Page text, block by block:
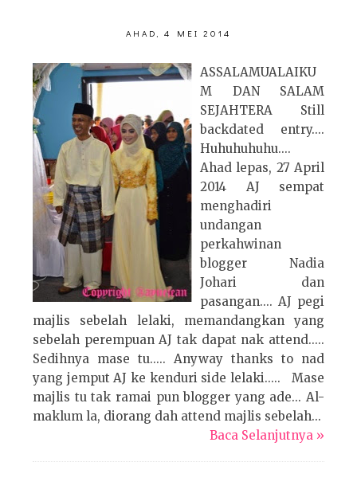
AHAD, 4 MEI 2014
ASSALAMUALAIKU
M DAN SALAM
SEJAHTERA Still
backdated entry....
Huhuhuhuhu....
Ahad lepas, 27 April
2014 AJ sempat
menghadiri
undangan
perkahwinan
blogger Nadia
Johari dan
pasangan.... AJ pegi
majlis sebelah lelaki, memandangkan yang
sebelah perempuan AJ tak dapat nak attend.....
Sedihnya mase tu..... Anyway thanks to nad
yang jemput AJ ke kenduri side lelaki..... Mase
majlis tu tak ramai pun blogger yang ade... Al-
maklum la, diorang dah attend majlis sebelah...
Baca Selanjutnya »